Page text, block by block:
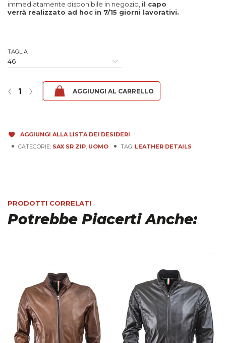
immediatamente disponibile in negozio, il capo
verrà realizzato ad hoc in 7/15 giorni lavorativi.
TAGLIA
Sax SR Zip - Fibula Rosso quantità
›
‹ AGGIUNGI AL CARRELLO
AGGIUNGI ALLA LISTA DEI DESIDERI
CATEGORIE: SAX SR ZIP, UOMO TAG: LEATHER DETAILS
PRODOTTI CORRELATI
Potrebbe Piacerti Anche: